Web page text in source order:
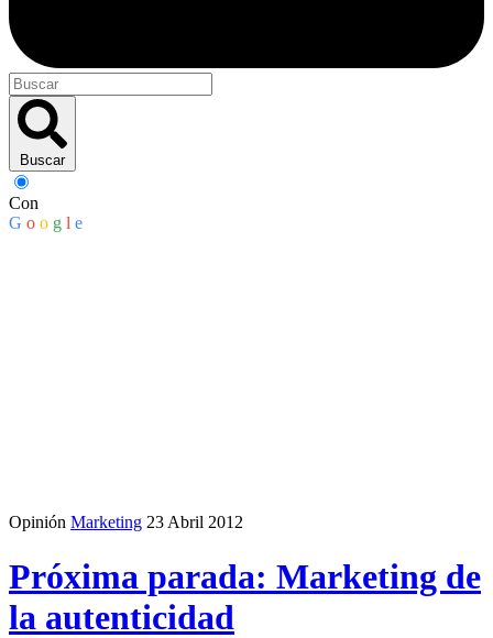
Buscar
Con
G o o g l e
Opinión Marketing 23 Abril 2012
Próxima parada: Marketing de
la autenticidad